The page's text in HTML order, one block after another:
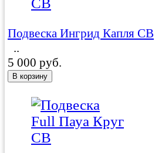
Подвеска Ингрид Капля СB
..
5 000 руб.